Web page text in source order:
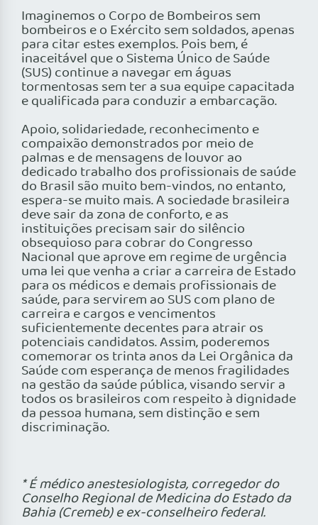
Imaginemos o Corpo de Bombeiros sem
bombeiros e o Exército sem soldados, apenas
para citar estes exemplos. Pois bem, é
inaceitável que o Sistema Único de Saúde
(SUS) continue a navegar em águas
tormentosas sem ter a sua equipe capacitada
e qualificada para conduzir a embarcação.
Apoio, solidariedade, reconhecimento e
compaixão demonstrados por meio de
palmas e de mensagens de louvor ao
dedicado trabalho dos profissionais de saúde
do Brasil são muito bem-vindos, no entanto,
espera-se muito mais. A sociedade brasileira
deve sair da zona de conforto, e as
instituições precisam sair do silêncio
obsequioso para cobrar do Congresso
Nacional que aprove em regime de urgência
uma lei que venha a criar a carreira de Estado
para os médicos e demais profissionais de
saúde, para servirem ao SUS com plano de
carreira e cargos e vencimentos
suficientemente decentes para atrair os
potenciais candidatos. Assim, poderemos
comemorar os trinta anos da Lei Orgânica da
Saúde com esperança de menos fragilidades
na gestão da saúde pública, visando servir a
todos os brasileiros com respeito à dignidade
da pessoa humana, sem distinção e sem
discriminação.
* É médico anestesiologista, corregedor do
Conselho Regional de Medicina do Estado da
Bahia (Cremeb) e ex-conselheiro federal.